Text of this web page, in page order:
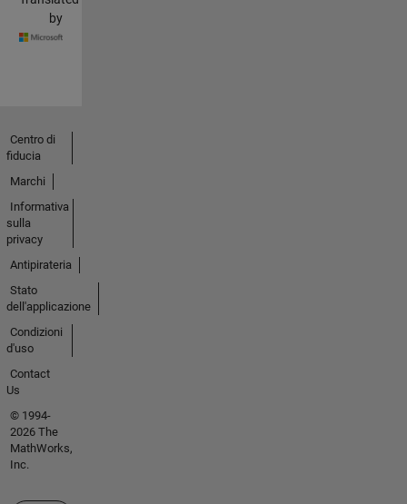
by
Centro di
fiducia
Marchi
Informativa
sulla
privacy
Antipirateria
Stato
dell'applicazione
Condizioni
d'uso
Contact
Us
© 1994-
2026 The
MathWorks,
Inc.